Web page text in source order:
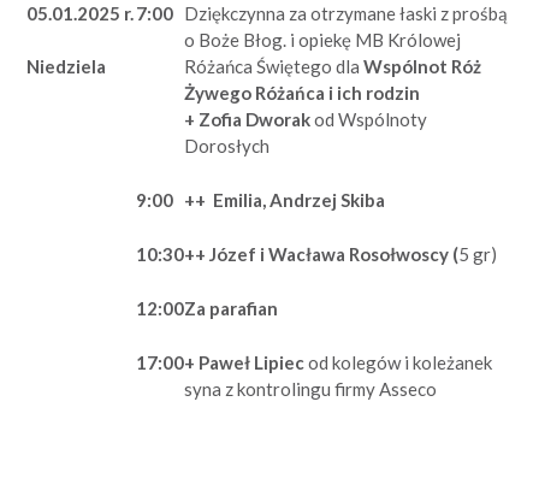
05.01.2025 r.
Niedziela
7:00 Dziękczynna za otrzymane łaski z prośbą
o Boże Błog. i opiekę MB Królowej
Różańca Świętego dla Wspólnot Róż
Żywego Różańca i ich rodzin
+ Zofia Dworakod Wspólnoty
Dorosłych
9:00 ++ Emilia, Andrzej Skiba
10:30++ Józef i Wacława Rosołwoscy (5 gr)
12:00Za parafian
17:00+ Paweł Lipiecod kolegów i koleżanek
syna z kontrolingu firmy Asseco